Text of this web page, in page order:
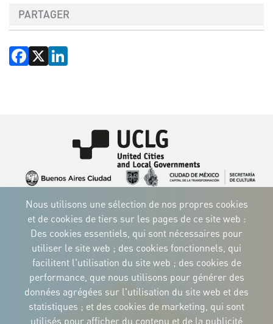
PARTAGER
Facebook
X
Image
Image
ImageImageImage
IDENTITÉ CORPORTATIVE
Téléchargez
les logos et le
manuel
Nous utilisons une sélection de nos propres cookies
et de cookies de tiers sur les pages de ce site web :
Des cookies essentiels, qui sont nécessaires pour
utiliser le site web ; des cookies fonctionnels, qui
facilitent l'utilisation du site web ; des cookies de
performance, que nous utilisons pour générer des
données agrégées sur l'utilisation du site web et des
statistiques ; et des cookies de marketing, qui sont
utilisés pour afficher du contenu et de la publicité